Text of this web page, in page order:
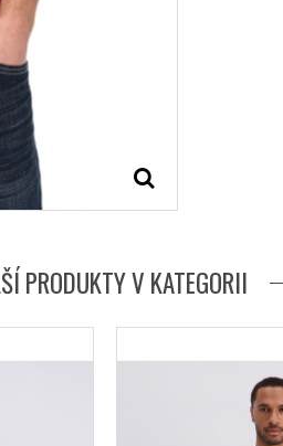
PRODUKTY V KATEGORII